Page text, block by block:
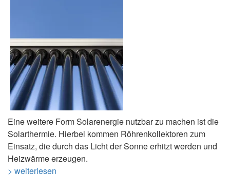
Eine weitere Form Solarenergie nutzbar zu machen ist die
Solarthermie. Hierbei kommen Röhrenkollektoren zum
Einsatz, die durch das Licht der Sonne erhitzt werden und
Heizwärme erzeugen.
> weiterlesen